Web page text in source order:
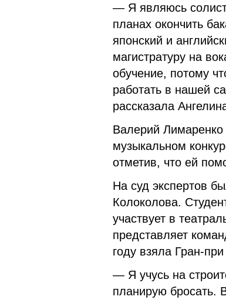
— Я являюсь
планах окончить
японский и
магистратуру на
обучение, потому
работать в нашей
рассказала
Валерий Лимаренко
музыкальном
отметив, что ей
На суд экспертов
Колоколова.
участвует в
представляет
году взяла Гран-
— Я учусь на
планирую бросать.